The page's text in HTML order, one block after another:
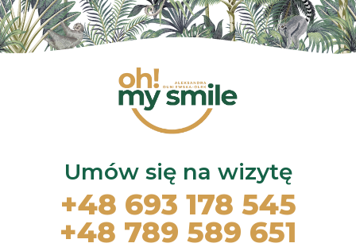
Umów się na wizytę
+48 693 178 545
+48 789 589 651